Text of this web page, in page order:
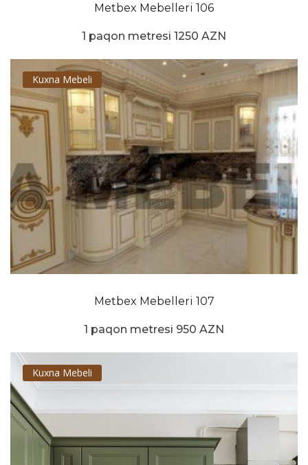
Metbex Mebelleri 106
1 paqon metresi 1250 AZN
Kuxna Mebeli
Metbex Mebelleri 107
1 paqon metresi 950 AZN
Kuxna Mebeli